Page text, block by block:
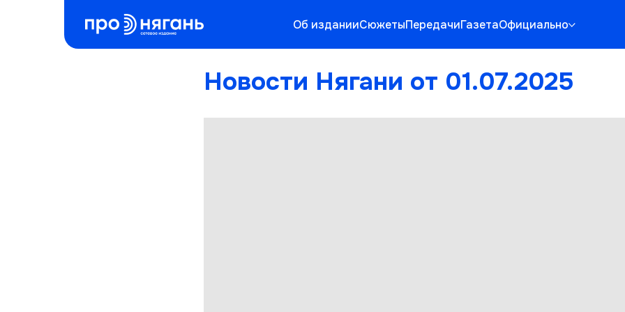
Об изданииСюжетыПередачиГазетаОфициально
Новости Нягани от 01.07.2025